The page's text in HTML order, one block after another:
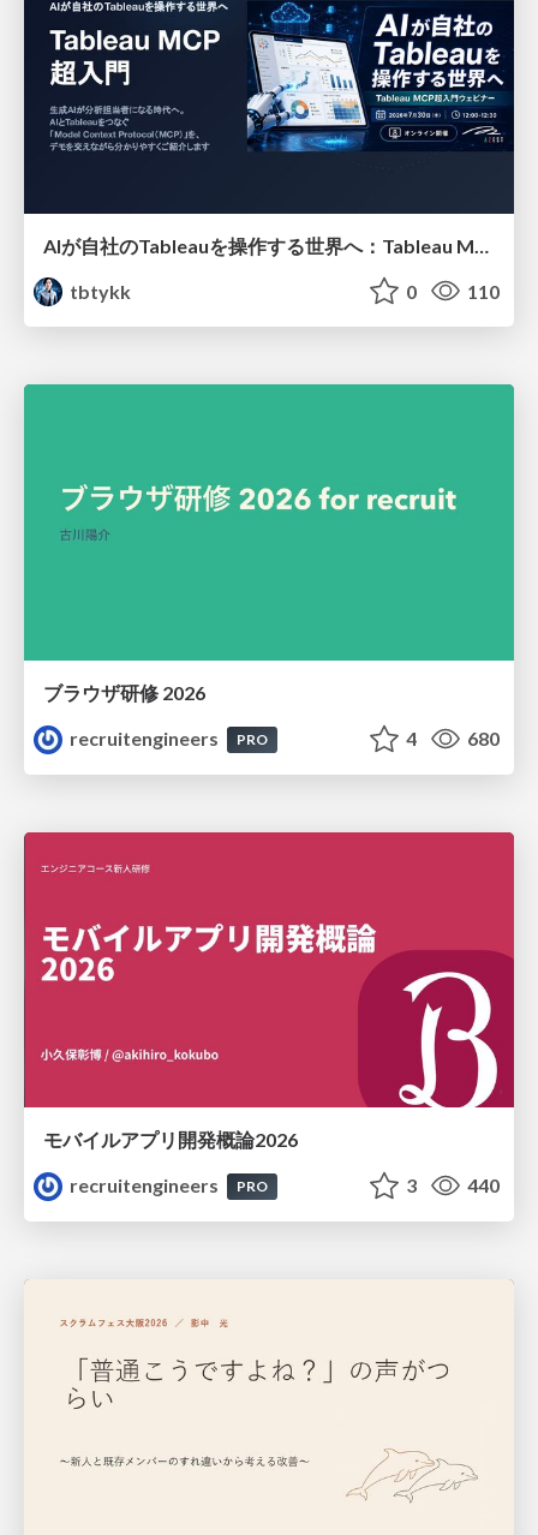
tbtykk
0 110
ブラウザ研修 2026
recruitengineers
PRO 4 680
モバイルアプリ開発概論2026
recruitengineers
PRO 3 440